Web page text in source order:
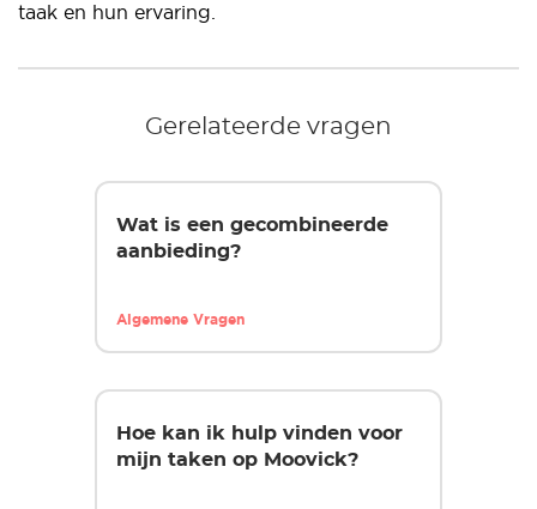
taak en hun ervaring.
Gerelateerde vragen
Wat is een gecombineerde
aanbieding?
Algemene Vragen
Hoe kan ik hulp vinden voor
mijn taken op Moovick?